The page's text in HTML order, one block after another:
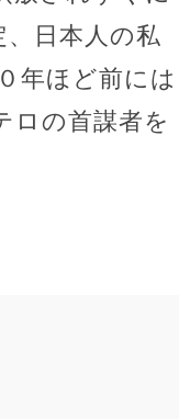
日本人の私
年ほど前には
ロの首謀者を